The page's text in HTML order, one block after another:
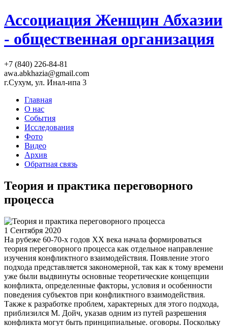
Ассоциация Женщин Абхазии
- общественная организация
+7 (840) 226-84-81
awa.abkhazia@gmail.com
г.Сухум, ул. Инал-ипа 3
Главная
О нас
События
Исследования
Фото
Видео
Архив
Обратная связь
Теория и практика переговорного
процесса
1 Сентября 2020
На рубеже 60-70-х годов XX века начала формироваться
теория переговорного процесса как отдельное направление
изучения конфликтного взаимодействия. Появление этого
подхода представляется закономерной, так как к тому времени
уже были выдвинуты основные теоретические концепции
конфликта, определенные факторы, условия и особенности
поведения субъектов при конфликтного взаимодействия.
Также к разработке проблем, характерных для этого подхода,
приблизился М. Дойч, указав одним из путей разрешения
конфликта могут быть принципиальные. оговоры. Поскольку